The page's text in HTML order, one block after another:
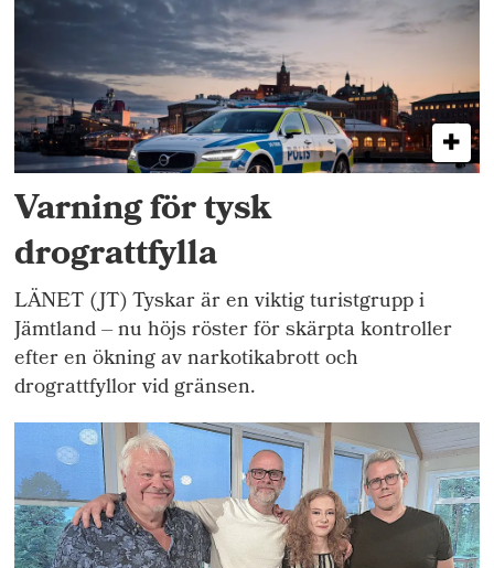
Varning för tysk
drograttfylla
LÄNET (JT) Tyskar är en viktig turistgrupp i
Jämtland – nu höjs röster för skärpta kontroller
efter en ökning av narkotikabrott och
drograttfyllor vid gränsen.